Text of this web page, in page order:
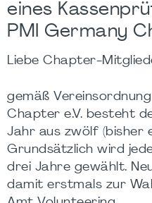
eines
PMI Germany
Liebe Chapter-
gemäß
Chapter e.V. besteht
Jahr aus zwölf (bisher
Grundsätzlich wird
drei Jahre gewählt.
damit erstmals zur